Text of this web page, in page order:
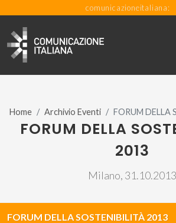
comunicazioneitaliana:
Home Archivio Eventi FORUM DELLA
FORUM DELLA
2013
Milano, 31.10.2013
FORUM DELLA SOSTENIBILITÀ 2013